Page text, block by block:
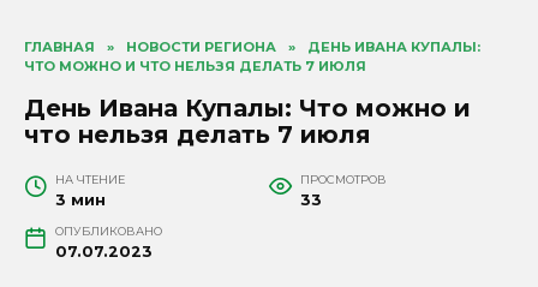
ГЛАВНАЯ » НОВОСТИ РЕГИОНА »
ДЕНЬ ИВАНА КУПАЛЫ:
ЧТО МОЖНО И ЧТО НЕЛЬЗЯ ДЕЛАТЬ 7 ИЮЛЯ
День Ивана Купалы: Что можно и
что нельзя делать 7 июля
НА ЧТЕНИЕ
3 мин
ПРОСМОТРОВ
33
ОПУБЛИКОВАНО
07.07.2023